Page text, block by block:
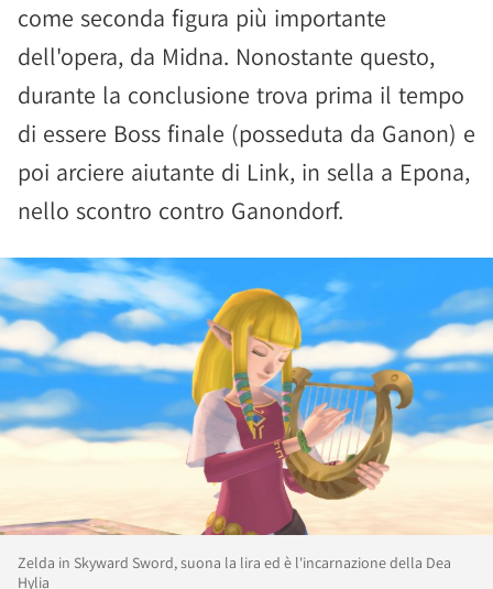
come seconda figura più importante
dell'opera, da Midna. Nonostante questo,
durante la conclusione trova prima il tempo
di essere Boss finale (posseduta da Ganon) e
poi arciere aiutante di Link, in sella a Epona,
nello scontro contro Ganondorf.
Zelda in Skyward Sword, suona la lira ed è l'incarnazione della Dea
Hylia